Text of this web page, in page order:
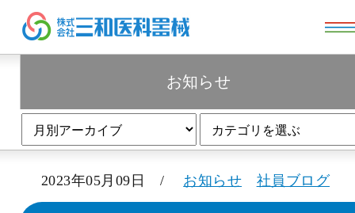
お知らせ
2023年05月09日 / お知らせ 社員ブログ
お知らせ